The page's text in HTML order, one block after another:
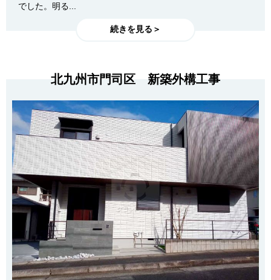
でした。明る...
続きを見る＞
北九州市門司区 新築外構工事